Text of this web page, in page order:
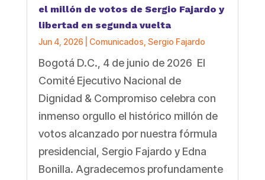
el millón de votos de Sergio Fajardo y
libertad en segunda vuelta
Jun 4, 2026 Comunicados Sergio Fajardo
Bogotá D.C., 4 de junio de 2026 El
Comité Ejecutivo Nacional de
Dignidad & Compromiso celebra con
inmenso orgullo el histórico millón de
votos alcanzado por nuestra fórmula
presidencial, Sergio Fajardo y Edna
Bonilla. Agradecemos profundamente